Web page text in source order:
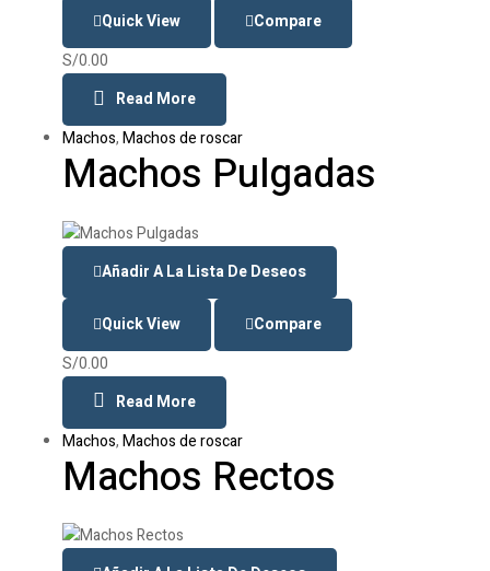
Quick View
Compare
S/0.00
Read More
Machos,Machos de roscar
Machos Pulgadas
Añadir A La Lista De Deseos
Quick View
Compare
S/0.00
Read More
Machos,Machos de roscar
Machos Rectos